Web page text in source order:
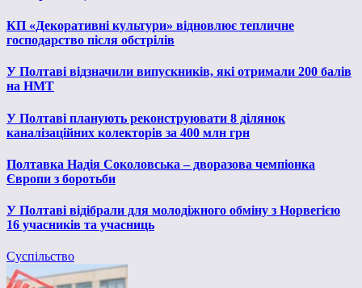
КП «Декоративні культури» відновлює тепличне
господарство після обстрілів
У Полтаві відзначили випускників, які отримали 200 балів
на НМТ
У Полтаві планують реконструювати 8 ділянок
каналізаційних колекторів за 400 млн грн
Полтавка Надія Соколовська – дворазова чемпіонка
Європи з боротьби
У Полтаві відібрали для молодіжного обміну з Норвегією
16 учасників та учасниць
Суспільство